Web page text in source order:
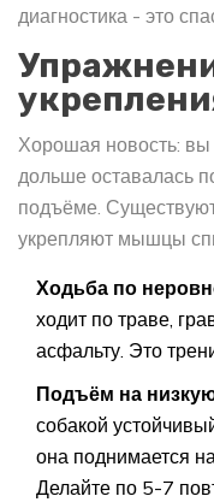
диагностика - это
Хорошая новость: вы
дольше оставалась
подъёме.
укрепляют мышцы
Ходьба по
ходит по траве,
асфальту. Это
Подъём на
собакой
она поднимается
Делайте по 5-7